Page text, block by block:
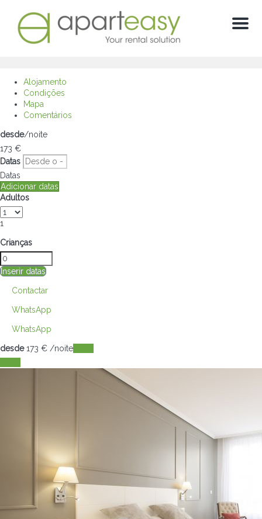
Menú
Alojamento
Condições
Mapa
Comentários
desde/noite
173 €
Datas
Datas
Adicionar datas
Adultos
1
Crianças
Inserir datas
Contactar
WhatsApp
WhatsApp
desde173 € /noite